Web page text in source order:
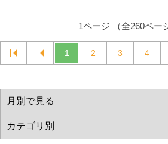
1ページ （全260ペー
1 2 3 4